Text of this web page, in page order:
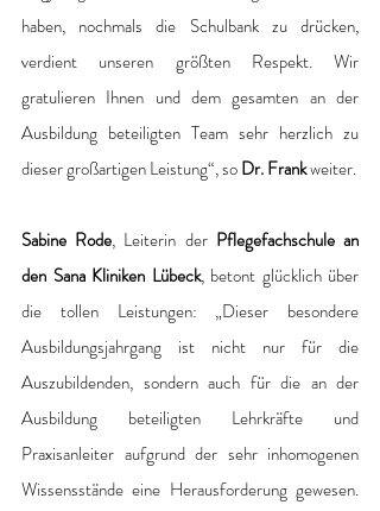
haben, nochmals die Schulbank zu drücken,
verdient unseren größten Respekt. Wir
gratulieren Ihnen und dem gesamten an der
Ausbildung beteiligten Team sehr herzlich zu
dieser großartigen Leistung“, so Dr. Frank weiter.
Sabine Rode, Leiterin der Pflegefachschule an
den Sana Kliniken Lübeck, betont glücklich über
die tollen Leistungen: „Dieser besondere
Ausbildungsjahrgang ist nicht nur für die
Auszubildenden, sondern auch für die an der
Ausbildung beteiligten Lehrkräfte und
Praxisanleiter aufgrund der sehr inhomogenen
Wissensstände eine Herausforderung gewesen.